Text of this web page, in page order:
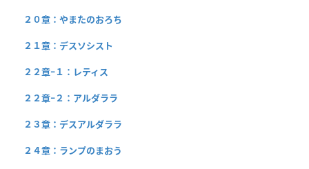
２０章：やまたのおろち
２１章：デスソシスト
２２章−１：レティス
２２章−２：アルダララ
２３章：デスアルダララ
２４章：ランプのまおう